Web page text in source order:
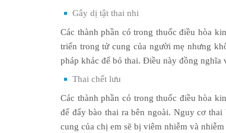
Gây dị tật thai nhi
Các thành phần có trong thuốc điều hòa
triển trong tử cung của người mẹ nhưng
pháp khác để bỏ thai. Điều này đồng nghĩa
Thai chết lưu
Các thành phần có trong thuốc điều hòa
để đẩy bào thai ra bên ngoài. Nguy cơ
cung của chị em sẽ bị viêm nhiễm và nhiễm